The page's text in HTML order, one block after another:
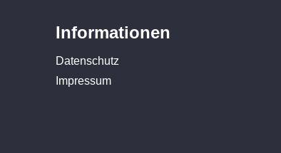
Informationen
Datenschutz
Impressum